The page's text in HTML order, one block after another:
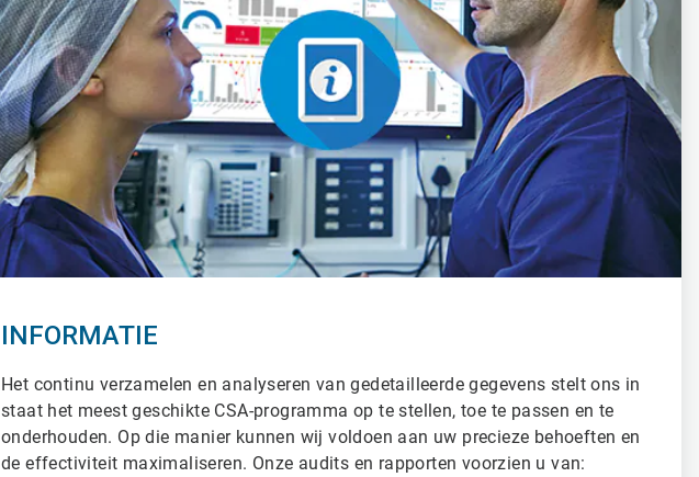
INFORMATIE
Het continu verzamelen en analyseren van gedetailleerde gegevens stelt ons in
staat het meest geschikte CSA-programma op te stellen, toe te passen en te
onderhouden. Op die manier kunnen wij voldoen aan uw precieze behoeften en
de effectiviteit maximaliseren. Onze audits en rapporten voorzien u van: